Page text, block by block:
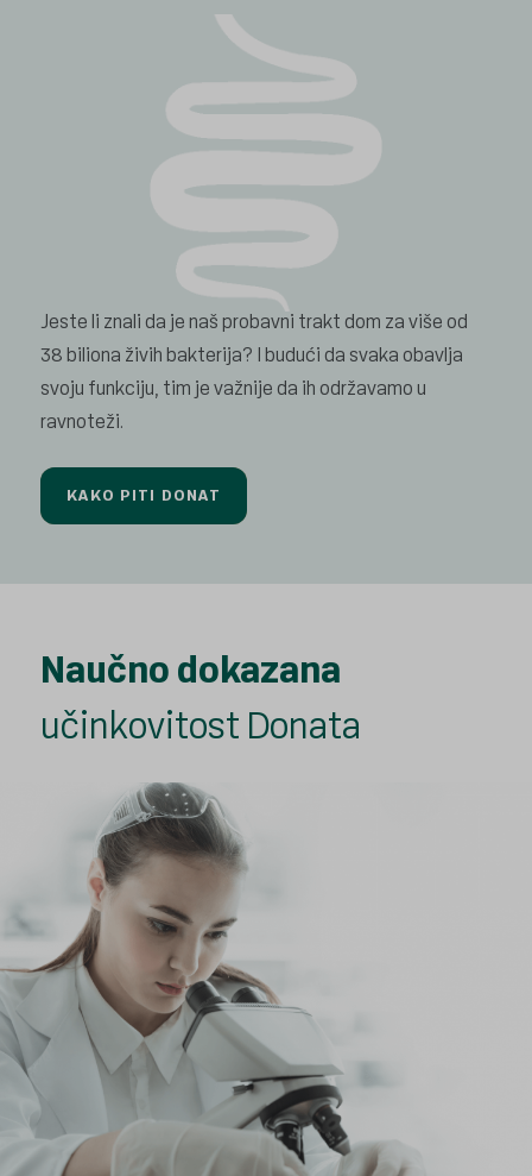
Jeste li znali da je naš probavni trakt dom za više od
38 biliona živih bakterija? I budući da svaka obavlja
svoju funkciju, tim je važnije da ih održavamo u
ravnoteži.
KAKO PITI DONAT
Naučno dokazana
učinkovitost Donata